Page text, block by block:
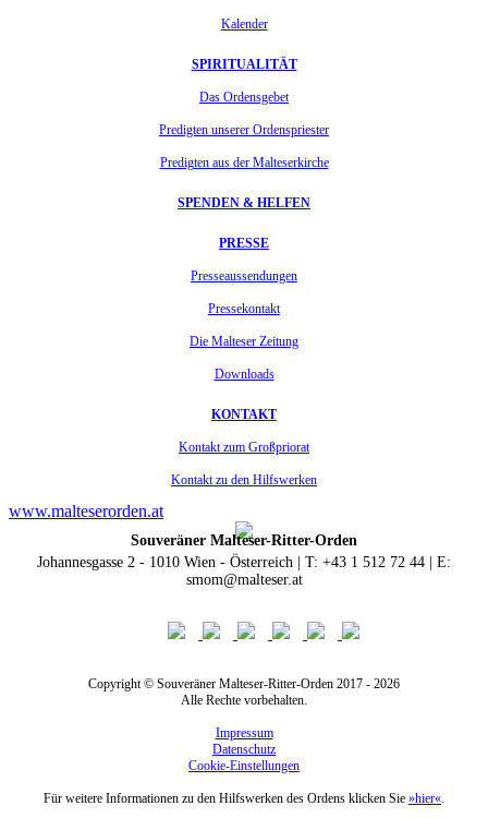
Kalender
SPIRITUALITÄT
Das Ordensgebet
Predigten unserer Ordenspriester
Predigten aus der Malteserkirche
SPENDEN & HELFEN
PRESSE
Presseaussendungen
Pressekontakt
Die Malteser Zeitung
Downloads
KONTAKT
Kontakt zum Großpriorat
Kontakt zu den Hilfswerken
www.malteserorden.at
Souveräner Malteser-Ritter-Orden
Johannesgasse 2 - 1010 Wien - Österreich | T: +43 1 512 72 44 | E:
smom@malteser.at
Copyright © Souveräner Malteser-Ritter-Orden 2017 - 2026
Alle Rechte vorbehalten.
Impressum
Datenschutz
Cookie-Einstellungen
Für weitere Informationen zu den Hilfswerken des Ordens klicken Sie »hier«.